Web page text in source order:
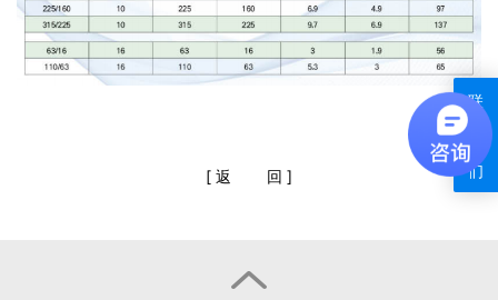
[ 返 回 ]

联
我
们